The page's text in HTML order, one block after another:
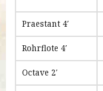
Praestant 4′
Rohrflote 4′
Octave 2′